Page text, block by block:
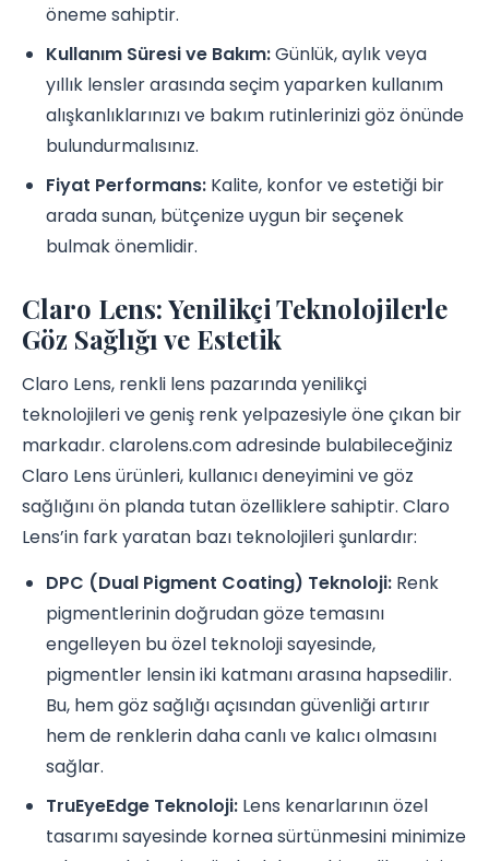
öneme sahiptir.
Kullanım Süresi ve Bakım:Günlük, aylık veya
yıllık lensler arasında seçim yaparken kullanım
alışkanlıklarınızı ve bakım rutinlerinizi göz önünde
bulundurmalısınız.
Fiyat Performans: Kalite, konfor ve estetiği bir
arada sunan, bütçenize uygun bir seçenek
bulmak önemlidir.
Claro Lens: Yenilikçi Teknolojilerle
Göz Sağlığı ve Estetik
Claro Lens, renkli lens pazarında yenilikçi
teknolojileri ve geniş renk yelpazesiyle öne çıkan bir
markadır. clarolens.com adresinde bulabileceğiniz
Claro Lens ürünleri, kullanıcı deneyimini ve göz
sağlığını ön planda tutan özelliklere sahiptir. Claro
Lens’in fark yaratan bazı teknolojileri şunlardır:
DPC (Dual Pigment Coating) Teknoloji: Renk
pigmentlerinin doğrudan göze temasını
engelleyen bu özel teknoloji sayesinde,
pigmentler lensin iki katmanı arasına hapsedilir.
Bu, hem göz sağlığı açısından güvenliği artırır
hem de renklerin daha canlı ve kalıcı olmasını
sağlar.
TruEyeEdge Teknoloji: Lens kenarlarının özel
tasarımı sayesinde kornea sürtünmesini minimize